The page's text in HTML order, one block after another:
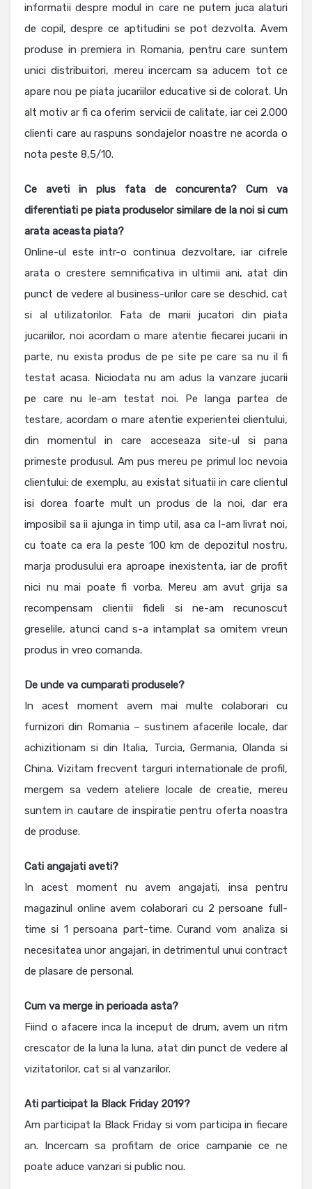
informatii despre modul in care ne putem juca alaturi
de copil, despre ce aptitudini se pot dezvolta. Avem
produse in premiera in Romania, pentru care suntem
unici distribuitori, mereu incercam sa aducem tot ce
apare nou pe piata jucariilor educative si de colorat. Un
alt motiv ar fi ca oferim servicii de calitate, iar cei 2.000
clienti care au raspuns sondajelor noastre ne acorda o
nota peste 8,5/10.
Ce aveti in plus fata de concurenta? Cum va
diferentiati pe piata produselor similare de la noi si cum
arata aceasta piata?
Online-ul este intr-o continua dezvoltare, iar cifrele
arata o crestere semnificativa in ultimii ani, atat din
punct de vedere al business-urilor care se deschid, cat
si al utilizatorilor. Fata de marii jucatori din piata
jucariilor, noi acordam o mare atentie fiecarei jucarii in
parte, nu exista produs de pe site pe care sa nu il fi
testat acasa. Niciodata nu am adus la vanzare jucarii
pe care nu le-am testat noi. Pe langa partea de
testare, acordam o mare atentie experientei clientului,
din momentul in care acceseaza site-ul si pana
primeste produsul. Am pus mereu pe primul loc nevoia
clientului: de exemplu, au existat situatii in care clientul
isi dorea foarte mult un produs de la noi, dar era
imposibil sa ii ajunga in timp util, asa ca l-am livrat noi,
cu toate ca era la peste 100 km de depozitul nostru,
marja produsului era aproape inexistenta, iar de profit
nici nu mai poate fi vorba. Mereu am avut grija sa
recompensam clientii fideli si ne-am recunoscut
greselile, atunci cand s-a intamplat sa omitem vreun
produs in vreo comanda.
De unde va cumparati produsele?
In acest moment avem mai multe colaborari cu
furnizori din Romania – sustinem afacerile locale, dar
achizitionam si din Italia, Turcia, Germania, Olanda si
China. Vizitam frecvent targuri internationale de profil,
mergem sa vedem ateliere locale de creatie, mereu
suntem in cautare de inspiratie pentru oferta noastra
de produse.
Cati angajati aveti?
In acest moment nu avem angajati, insa pentru
magazinul online avem colaborari cu 2 persoane full-
time si 1 persoana part-time. Curand vom analiza si
necesitatea unor angajari, in detrimentul unui contract
de plasare de personal.
Cum va merge in perioada asta?
Fiind o afacere inca la inceput de drum, avem un ritm
crescator de la luna la luna, atat din punct de vedere al
vizitatorilor, cat si al vanzarilor.
Ati participat la Black Friday 2019?
Am participat la Black Friday si vom participa in fiecare
an. Incercam sa profitam de orice campanie ce ne
poate aduce vanzari si public nou.